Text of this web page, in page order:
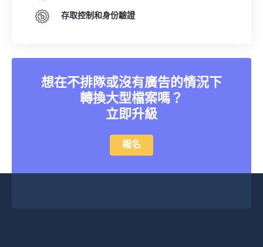
存取控制和身份驗證
想在不排隊或沒有廣告的情況下
轉換大型檔案嗎？
立即升級
報名